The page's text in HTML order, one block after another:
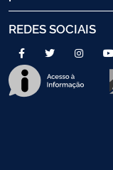
REDES SOCIAIS